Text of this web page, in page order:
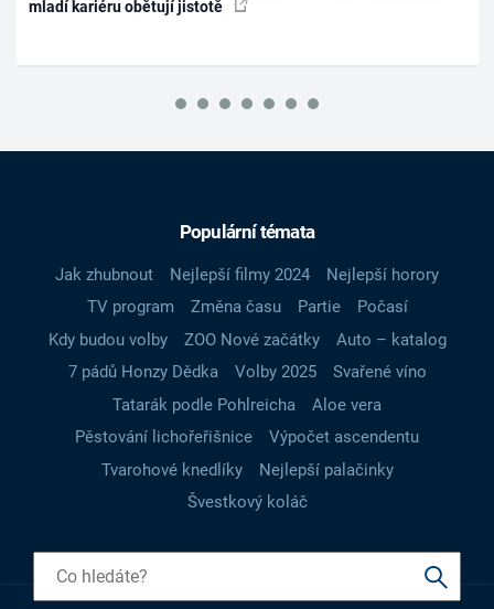
mladí kariéru obětují jistotě
Populární témata
Jak zhubnout Nejlepší filmy 2024
Nejlepší horory
TV program
Změna času Partie
Počasí
Kdy budou volby
ZOO Nové začátky
Auto – katalog
7 pádů Honzy Dědka
Volby 2025
Svařené víno
Tatarák podle Pohlreicha
Aloe vera
Pěstování lichořeřišnice
Výpočet ascendentu
Tvarohové knedlíky
Nejlepší palačinky
Švestkový koláč